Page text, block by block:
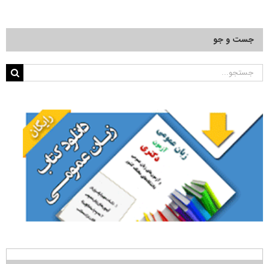
جست و جو
جستجو